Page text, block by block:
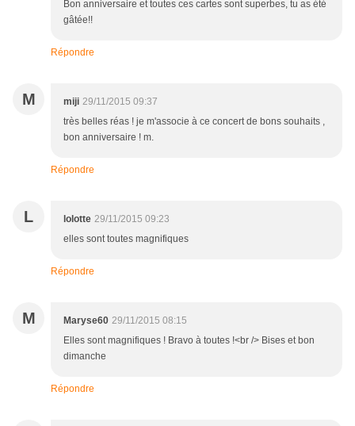
Bon anniversaire et toutes ces cartes sont superbes, tu as été
gâtée!!
Répondre
M miji 29/11/2015 09:37
très belles réas ! je m'associe à ce concert de bons souhaits ,
bon anniversaire ! m.
Répondre
L lolotte 29/11/2015 09:23
elles sont toutes magnifiques
Répondre
M Maryse60 29/11/2015 08:15
Elles sont magnifiques ! Bravo à toutes !<br /> Bises et bon
dimanche
Répondre